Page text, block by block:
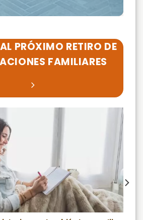
PRÓXIMO RETIRO DE
FAMILIARES